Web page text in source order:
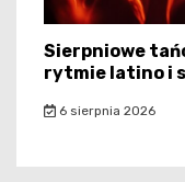
Sierpniowe
rytmie latino i
6 sierpnia 2026